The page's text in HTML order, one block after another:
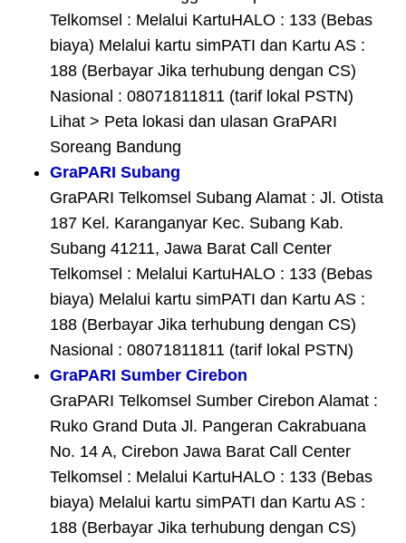
Telkomsel : Melalui KartuHALO : 133 (Bebas
biaya) Melalui kartu simPATI dan Kartu AS :
188 (Berbayar Jika terhubung dengan CS)
Nasional : 08071811811 (tarif lokal PSTN)
Lihat > Peta lokasi dan ulasan GraPARI
Soreang Bandung
GraPARI Subang
GraPARI Telkomsel Subang Alamat : Jl. Otista
187 Kel. Karanganyar Kec. Subang Kab.
Subang 41211, Jawa Barat Call Center
Telkomsel : Melalui KartuHALO : 133 (Bebas
biaya) Melalui kartu simPATI dan Kartu AS :
188 (Berbayar Jika terhubung dengan CS)
Nasional : 08071811811 (tarif lokal PSTN)
GraPARI Sumber Cirebon
GraPARI Telkomsel Sumber Cirebon Alamat :
Ruko Grand Duta Jl. Pangeran Cakrabuana
No. 14 A, Cirebon Jawa Barat Call Center
Telkomsel : Melalui KartuHALO : 133 (Bebas
biaya) Melalui kartu simPATI dan Kartu AS :
188 (Berbayar Jika terhubung dengan CS)